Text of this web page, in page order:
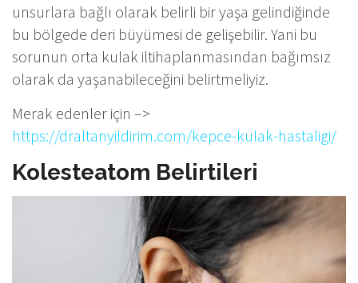
unsurlara bağlı olarak belirli bir yaşa gelindiğinde
bu bölgede deri büyümesi de gelişebilir. Yani bu
sorunun orta kulak iltihaplanmasından bağımsız
olarak da yaşanabileceğini belirtmeliyiz.
Merak edenler için –>
https://draltanyildirim.com/kepce-kulak-hastaligi/
Kolesteatom Belirtileri